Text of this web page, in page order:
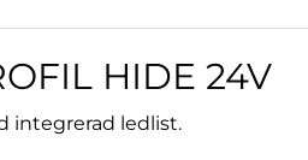
HIDE 24V
integrerad ledlist.